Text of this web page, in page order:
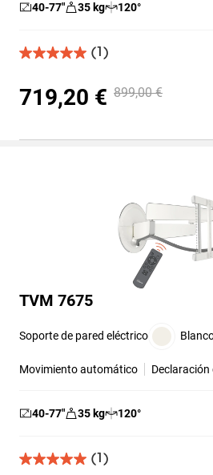
40-77″ 35 kg 120°
(1)
5.0
5
estrellas.
reseña
719,20 € 899,00 €
TVM 7675
Soporte de pared eléctrico
Movimiento automático Declaración
40-77″ 35 kg 120°
(1)
5.0